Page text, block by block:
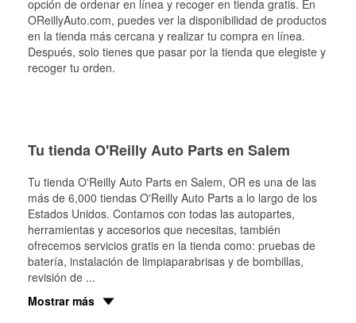
opción de ordenar en línea y recoger en tienda gratis. En
OReillyAuto.com, puedes ver la disponibilidad de productos
en la tienda más cercana y realizar tu compra en línea.
Después, solo tienes que pasar por la tienda que elegiste y
recoger tu orden.
Tu tienda O'Reilly Auto Parts en Salem
Tu tienda O'Reilly Auto Parts en Salem, OR es una de las
más de 6,000 tiendas O'Reilly Auto Parts a lo largo de los
Estados Unidos. Contamos con todas las autopartes,
herramientas y accesorios que necesitas, también
ofrecemos servicios gratis en la tienda como: pruebas de
batería, instalación de limpiaparabrisas y de bombillas,
revisión de ...
Mostrar más